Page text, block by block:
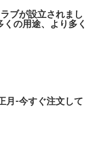
ブが設立されまし
くの用途、より多く
月-今すぐ注文して